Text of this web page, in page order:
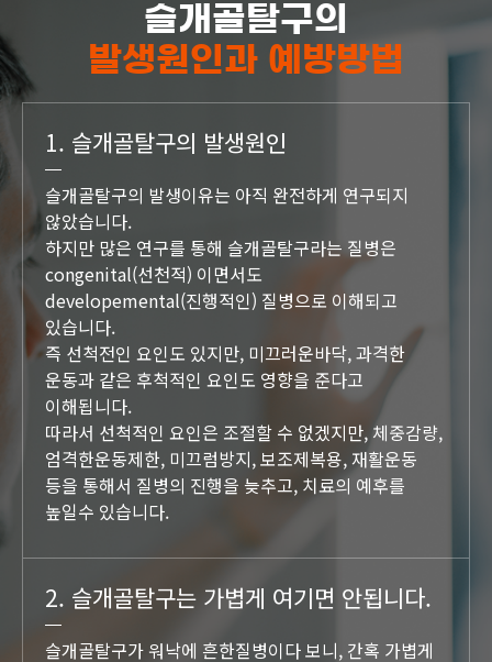
슬개골탈구의
발생원인과 예방방법
1. 슬개골탈구의 발생원인
슬개골탈구의 발생이유는 아직 완전하게 연구되지
않았습니다.
하지만 많은 연구를 통해 슬개골탈구라는 질병은
congenital(선천적) 이면서도
developemental(진행적인) 질병으로 이해되고
있습니다.
즉 선척전인 요인도 있지만, 미끄러운바닥, 과격한
운동과 같은 후척적인 요인도 영향을 준다고
이해됩니다.
따라서 선척적인 요인은 조절할 수 없겠지만, 체중감량,
엄격한운동제한, 미끄럼방지, 보조제복용, 재활운동
등을 통해서 질병의 진행을 늦추고, 치료의 예후를
높일수 있습니다.
2. 슬개골탈구는 가볍게 여기면 안됩니다.
슬개골탈구가 워낙에 흔한질병이다 보니, 간혹 가볍게